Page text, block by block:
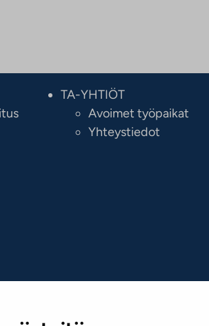
TA-YHTIÖT
Avoimet työpaikat
Yhteystiedot